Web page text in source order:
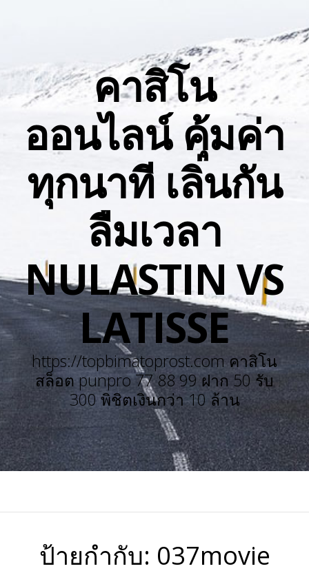
คาสิโน
ออนไลน์ คุ้มค่า
ทุกนาที เลิ่นกัน
ลืมเวลา
NULASTIN VS
LATISSE
https://topbimatoprost.com คาสิโน
สล็อต punpro 77 88 99 ฝาก 50 รับ
300 พิชิตเงินกว่า 10 ล้าน
ป้ายกำกับ: 037movie